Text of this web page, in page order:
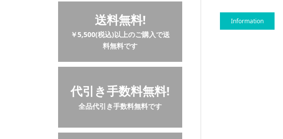
Information
送料無料!
￥5,500(税込)以上のご購入で送
料無料です
代引き手数料無料!
全品代引き手数料無料です